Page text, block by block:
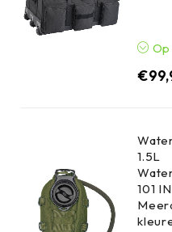
€
1.5L
101